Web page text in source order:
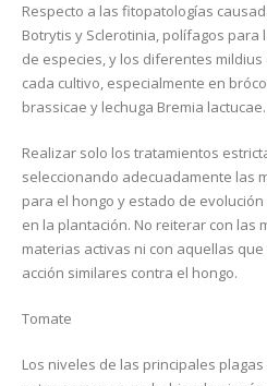
Respecto a las fitopatologías
Botrytis y Sclerotinia, polífagos para
de especies, y los diferentes
cada cultivo, especialmente en
brassicae y lechuga Bremia lactucae.
Realizar solo los tratamientos
seleccionando adecuadamente las
para el hongo y estado de
en la plantación. No reiterar con las
materias activas ni con aquellas
acción similares contra el hongo.
Tomate
Los niveles de las principales